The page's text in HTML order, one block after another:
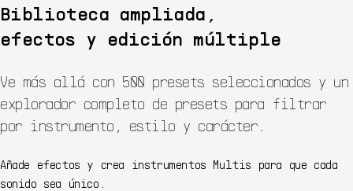
Biblioteca ampliada,
efectos y edición múltiple
Ve más allá con 500 presets seleccionados y un
explorador completo de presets para filtrar
por instrumento, estilo y carácter.
Añade efectos y crea instrumentos Multis para que cada
sonido sea único.